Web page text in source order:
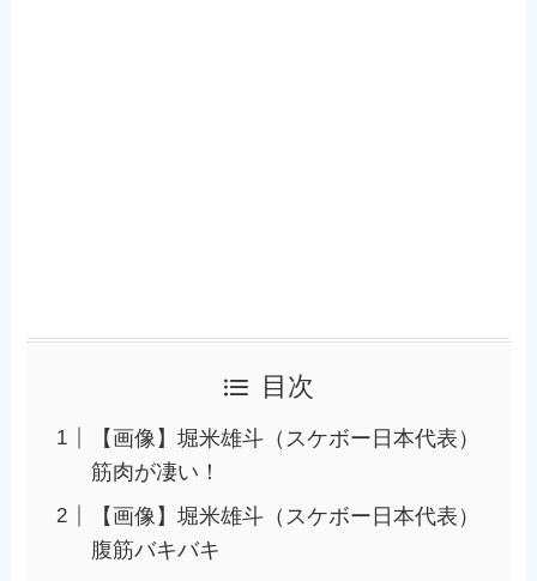
目次
【画像】堀米雄斗（スケボー日本代表）
筋肉が凄い！
【画像】堀米雄斗（スケボー日本代表）
腹筋バキバキ